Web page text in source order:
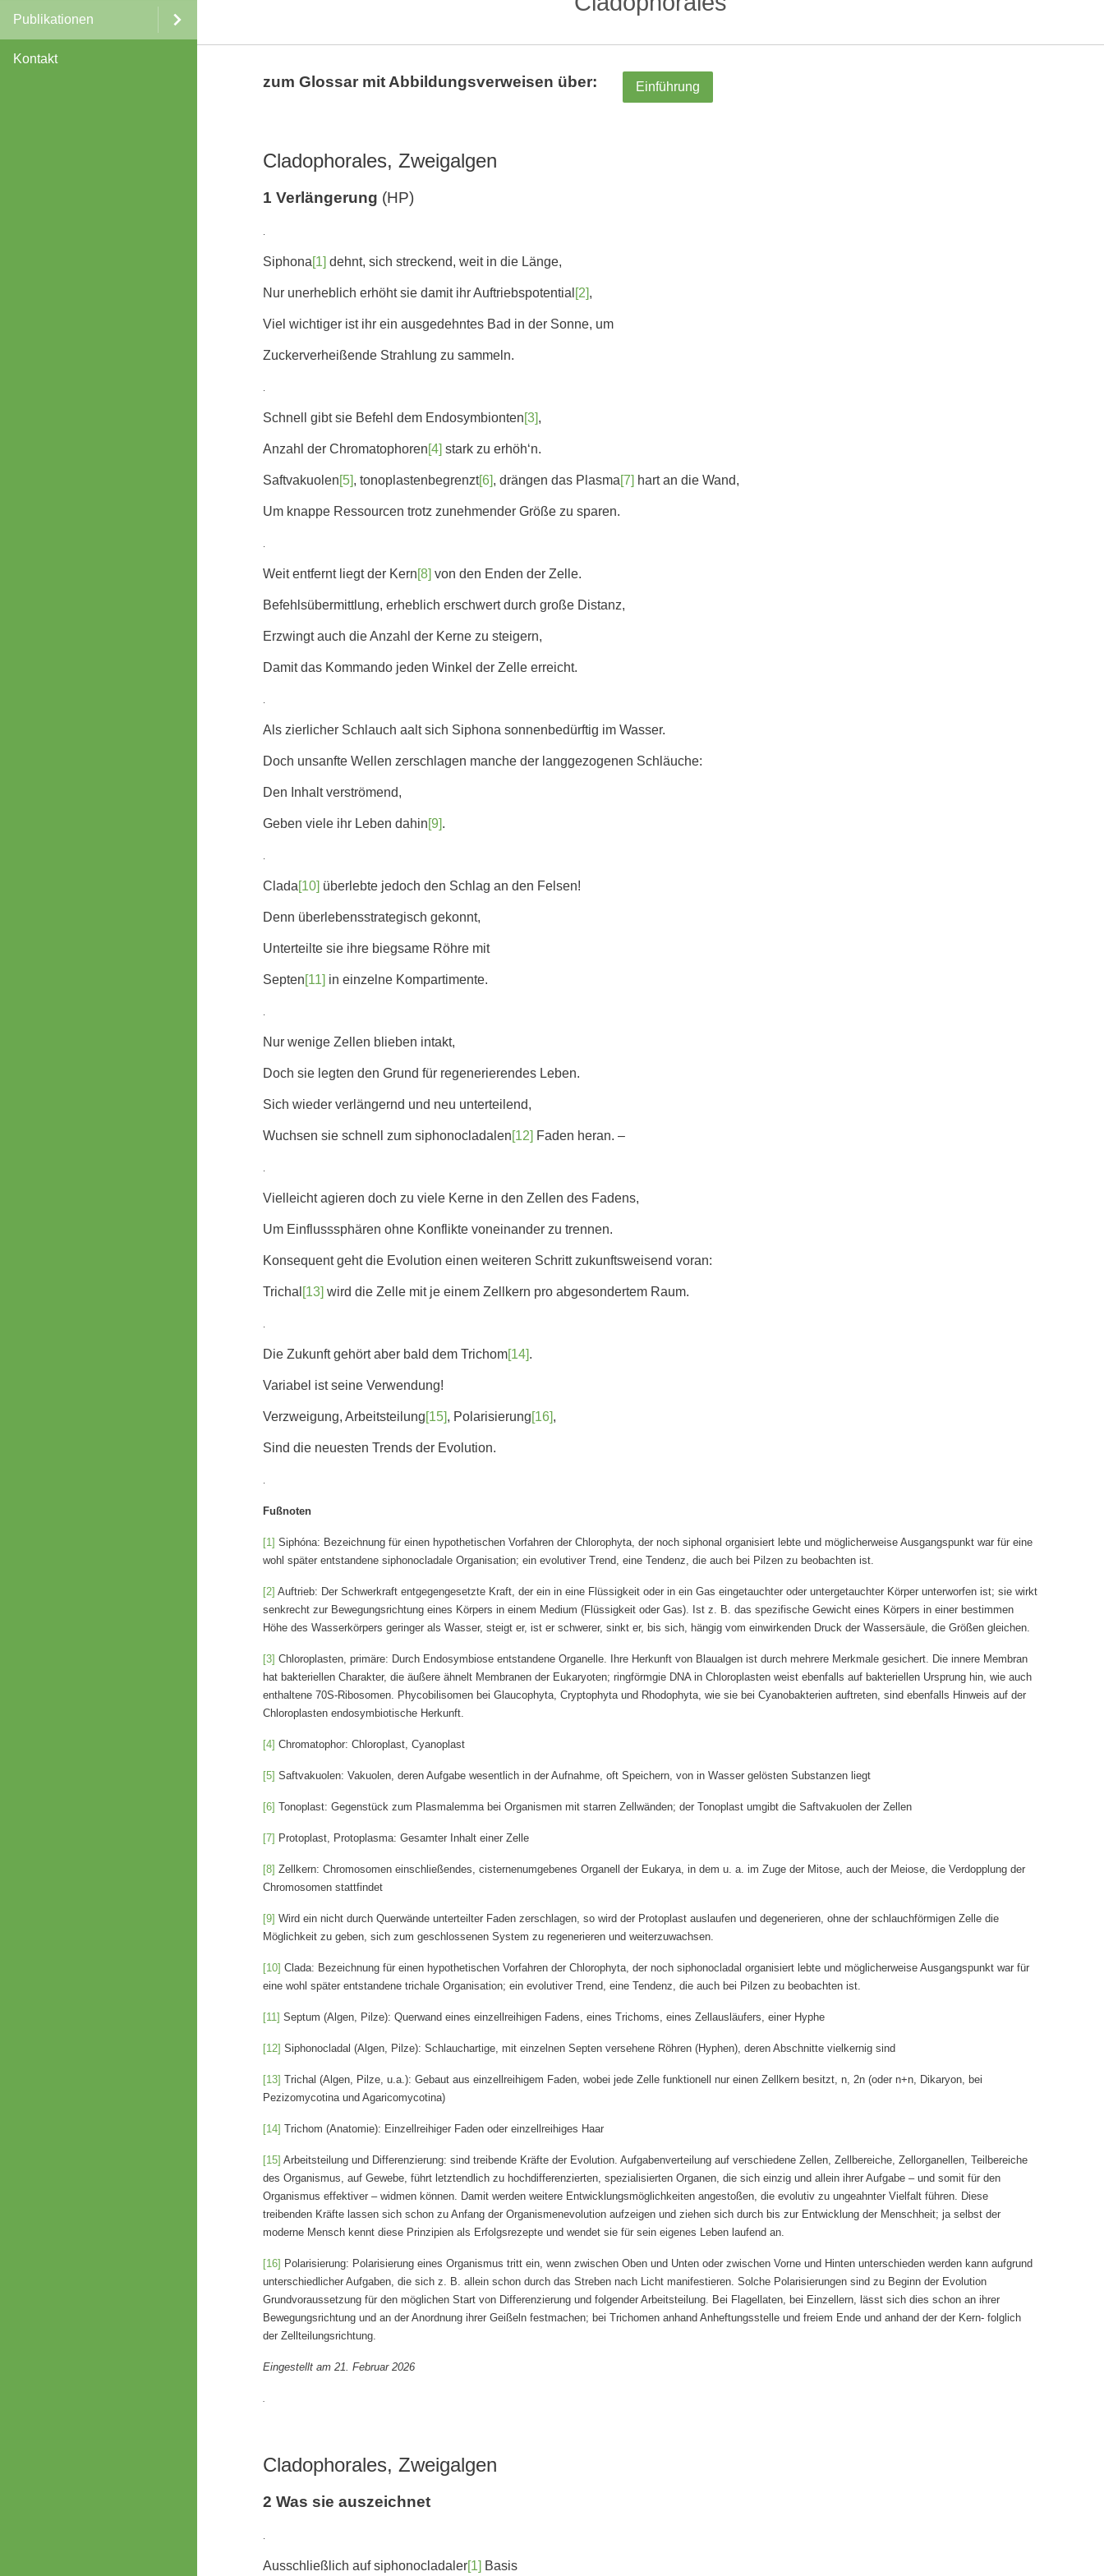
Publikationen
Kontakt
zum Glossar mit Abbildungsverweisen über: Einführung
Cladophorales, Zweigalgen
1 Verlängerung (HP)
Siphona[1] dehnt, sich streckend, weit in die Länge,
Nur unerheblich erhöht sie damit ihr Auftriebspotential [2],
Viel wichtiger ist ihr ein ausgedehntes Bad in der Sonne, um
Zuckerverheißende Strahlung zu sammeln.
Schnell gibt sie Befehl dem Endosymbionten[3],
Anzahl der Chromatophoren[4] stark zu erhöh‘n.
Saftvakuolen[5], tonoplastenbegrenzt[6], drängen das Plasma[7] hart an die Wand,
Um knappe Ressourcen trotz zunehmender Größe zu sparen.
Weit entfernt liegt der Kern[8] von den Enden der Zelle.
Befehlsübermittlung, erheblich erschwert durch große Distanz,
Erzwingt auch die Anzahl der Kerne zu steigern,
Damit das Kommando jeden Winkel der Zelle erreicht.
Als zierlicher Schlauch aalt sich Siphona sonnenbedürftig im Wasser.
Doch unsanfte Wellen zerschlagen manche der langgezogenen Schläuche:
Den Inhalt verströmend,
Geben viele ihr Leben dahin[9].
Clada[10] überlebte jedoch den Schlag an den Felsen!
Denn überlebensstrategisch gekonnt,
Unterteilte sie ihre biegsame Röhre mit
Septen[11] in einzelne Kompartimente.
Nur wenige Zellen blieben intakt,
Doch sie legten den Grund für regenerierendes Leben.
Sich wieder verlängernd und neu unterteilend,
Wuchsen sie schnell zum siphonocladalen[12] Faden heran. –
Vielleicht agieren doch zu viele Kerne in den Zellen des Fadens,
Um Einflusssphären ohne Konflikte voneinander zu trennen.
Konsequent geht die Evolution einen weiteren Schritt zukunftsweisend voran:
Trichal [13] wird die Zelle mit je einem Zellkern pro abgesondertem Raum.
Die Zukunft gehört aber bald dem Trichom[14].
Variabel ist seine Verwendung!
Verzweigung, Arbeitsteilung[15], Polarisierung[16],
Sind die neuesten Trends der Evolution.
Fußnoten
[1] Siphóna: Bezeichnung für einen hypothetischen Vorfahren der Chlorophyta, der noch siphonal organisiert lebte und möglicherweise Ausgangspunkt war für eine
wohl später entstandene siphonocladale Organisation; ein evolutiver Trend, eine Tendenz, die auch bei Pilzen zu beobachten ist.
[2] Auftrieb: Der Schwerkraft entgegengesetzte Kraft, der ein in eine Flüssigkeit oder in ein Gas eingetauchter oder untergetauchter Körper unterworfen ist; sie wirkt
senkrecht zur Bewegungsrichtung eines Körpers in einem Medium (Flüssigkeit oder Gas). Ist z. B. das spezifische Gewicht eines Körpers in einer bestimmen
Höhe des Wasserkörpers geringer als Wasser, steigt er, ist er schwerer, sinkt er, bis sich, hängig vom einwirkenden Druck der Wassersäule, die Größen gleichen.
[3] Chloroplasten, primäre: Durch Endosymbiose entstandene Organelle. Ihre Herkunft von Blaualgen ist durch mehrere Merkmale gesichert. Die innere Membran
hat bakteriellen Charakter, die äußere ähnelt Membranen der Eukaryoten; ringförmgie DNA in Chloroplasten weist ebenfalls auf bakteriellen Ursprung hin, wie auch
enthaltene 70S-Ribosomen. Phycobilisomen bei Glaucophyta, Cryptophyta und Rhodophyta, wie sie bei Cyanobakterien auftreten, sind ebenfalls Hinweis auf der
Chloroplasten endosymbiotische Herkunft.
[4] Chromatophor: Chloroplast, Cyanoplast
[5] Saftvakuolen: Vakuolen, deren Aufgabe wesentlich in der Aufnahme, oft Speichern, von in Wasser gelösten Substanzen liegt
[6] Tonoplast: Gegenstück zum Plasmalemma bei Organismen mit starren Zellwänden; der Tonoplast umgibt die Saftvakuolen der Zellen
[7] Protoplast, Protoplasma: Gesamter Inhalt einer Zelle
[8] Zellkern: Chromosomen einschließendes, cisternenumgebenes Organell der Eukarya, in dem u. a. im Zuge der Mitose, auch der Meiose, die Verdopplung der
Chromosomen stattfindet
[9] Wird ein nicht durch Querwände unterteilter Faden zerschlagen, so wird der Protoplast auslaufen und degenerieren, ohne der schlauchförmigen Zelle die
Möglichkeit zu geben, sich zum geschlossenen System zu regenerieren und weiterzuwachsen.
[10] Clada: Bezeichnung für einen hypothetischen Vorfahren der Chlorophyta, der noch siphonocladal organisiert lebte und möglicherweise Ausgangspunkt war für
eine wohl später entstandene trichale Organisation; ein evolutiver Trend, eine Tendenz, die auch bei Pilzen zu beobachten ist.
[11] Septum (Algen, Pilze): Querwand eines einzellreihigen Fadens, eines Trichoms, eines Zellausläufers, einer Hyphe
[12] Siphonocladal (Algen, Pilze): Schlauchartige, mit einzelnen Septen versehene Röhren (Hyphen), deren Abschnitte vielkernig sind
[13] Trichal (Algen, Pilze, u.a.): Gebaut aus einzellreihigem Faden, wobei jede Zelle funktionell nur einen Zellkern besitzt, n, 2n (oder n+n, Dikaryon, bei
Pezizomycotina und Agaricomycotina)
[14] Trichom (Anatomie): Einzellreihiger Faden oder einzellreihiges Haar
[15] Arbeitsteilung und Differenzierung: sind treibende Kräfte der Evolution. Aufgabenverteilung auf verschiedene Zellen, Zellbereiche, Zellorganellen, Teilbereiche
des Organismus, auf Gewebe, führt letztendlich zu hochdifferenzierten, spezialisierten Organen, die sich einzig und allein ihrer Aufgabe – und somit für den
Organismus effektiver – widmen können. Damit werden weitere Entwicklungsmöglichkeiten angestoßen, die evolutiv zu ungeahnter Vielfalt führen. Diese
treibenden Kräfte lassen sich schon zu Anfang der Organismenevolution aufzeigen und ziehen sich durch bis zur Entwicklung der Menschheit; ja selbst der
moderne Mensch kennt diese Prinzipien als Erfolgsrezepte und wendet sie für sein eigenes Leben laufend an.
[16] Polarisierung: Polarisierung eines Organismus tritt ein, wenn zwischen Oben und Unten oder zwischen Vorne und Hinten unterschieden werden kann aufgrund
unterschiedlicher Aufgaben, die sich z. B. allein schon durch das Streben nach Licht manifestieren. Solche Polarisierungen sind zu Beginn der Evolution
Grundvoraussetzung für den möglichen Start von Differenzierung und folgender Arbeitsteilung. Bei Flagellaten, bei Einzellern, lässt sich dies schon an ihrer
Bewegungsrichtung und an der Anordnung ihrer Geißeln festmachen; bei Trichomen anhand Anheftungsstelle und freiem Ende und anhand der der Kern- folglich
der Zellteilungsrichtung.
Eingestellt am 21. Februar 2026
Cladophorales, Zweigalgen
2 Was sie auszeichnet
Ausschließlich auf siphonocladaler[1] Basis